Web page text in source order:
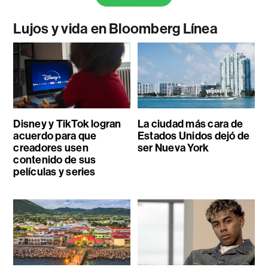
Lujos y vida en Bloomberg Línea
Disney y TikTok logran
acuerdo para que
creadores usen
contenido de sus
películas y series
La ciudad más cara de
Estados Unidos dejó de
ser Nueva York